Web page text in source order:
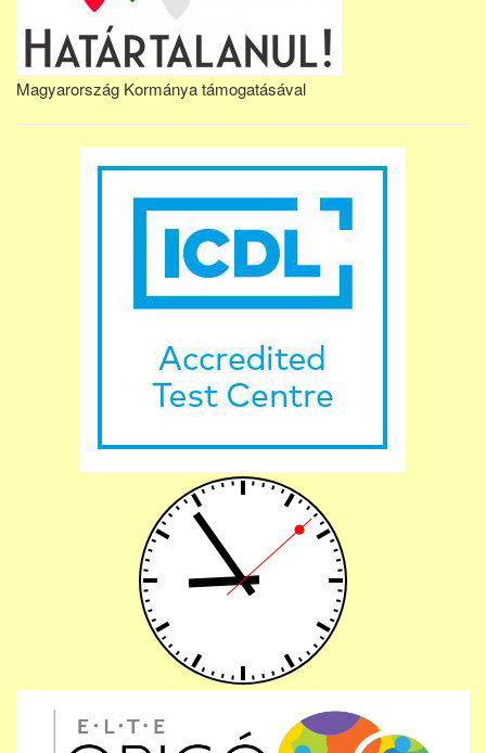
Magyarország Kormánya támogatásával